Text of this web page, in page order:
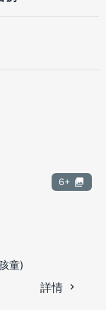
6+
童)
詳情